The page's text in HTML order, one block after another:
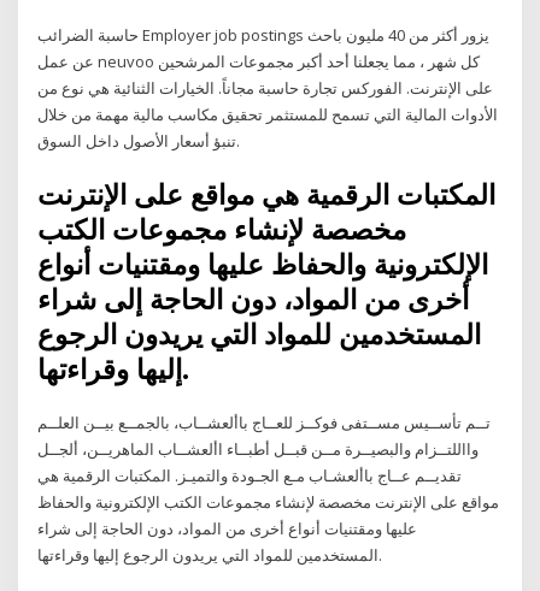
حاسبة الضرائب Employer job postings يزور أكثر من 40 مليون باحث
عن عمل neuvoo كل شهر ، مما يجعلنا أحد أكبر مجموعات المرشحين
على الإنترنت. الفوركس تجارة حاسبة مجاناً. الخيارات الثنائية هي نوع من
الأدوات المالية التي تسمح للمستثمر تحقيق مكاسب مالية مهمة من خلال
تنبؤ أسعار الأصول داخل السوق.
المكتبات الرقمية هي مواقع على الإنترنت
مخصصة لإنشاء مجموعات الكتب
الإلكترونية والحفاظ عليها ومقتنيات أنواع
أخرى من المواد، دون الحاجة إلى شراء
المستخدمين للمواد التي يريدون الرجوع
إليها وقراءتها.
تــم تأســيس مســتفى فوكــز للعــاج باألعشــاب، بالجمــع بيــن العلــم
وااللتــزام والبصيــرة مــن قبــل أطبــاء األعشــاب الماهريــن، ألجــل
تقديــم عــاج باألعشـاب مـع الجـودة والتميـز. المكتبات الرقمية هي
مواقع على الإنترنت مخصصة لإنشاء مجموعات الكتب الإلكترونية والحفاظ
عليها ومقتنيات أنواع أخرى من المواد، دون الحاجة إلى شراء
المستخدمين للمواد التي يريدون الرجوع إليها وقراءتها.